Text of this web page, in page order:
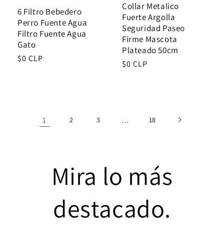
6 Filtro Bebedero
Perro Fuente Agua
Filtro Fuente Agua
Gato
Regular
$0 CLP
Collar Metalico
Fuerte Argolla
Seguridad Paseo
Firme Mascota
Plateado 50cm
Regular
$0 CLP
1 2 3 … 18
Mira lo más
destacado.